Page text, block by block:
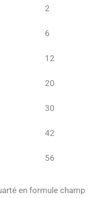
2
6
12
20
30
42
56
en formule champ